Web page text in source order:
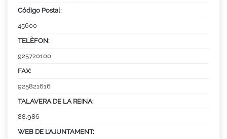
Código Postal:
45600
TELÈFON:
925720100
FAX:
925821616
TALAVERA DE LA REINA:
88,986
WEB DE L’AJUNTAMENT: